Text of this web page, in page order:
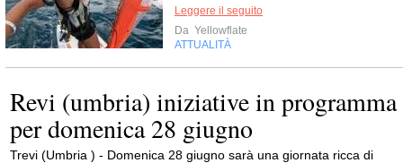
Leggere il seguito
Da Yellowflate
ATTUALITÀ
Revi (umbria) iniziative in programma
per domenica 28 giugno
Trevi (Umbria ) - Domenica 28 giugno sarà una giornata ricca di